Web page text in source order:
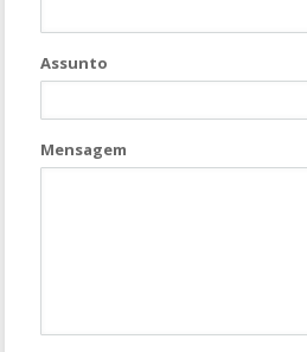
Assunto
Mensagem